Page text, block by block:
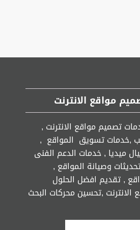
مواقع الانترنت
تصميم مواقع الانترنت ,
,خدمات تسويق المواقع ,
ميديا , خدمات الدعم الفنى
وصيانة المواقع ,
, تقديم افضل الحلول
الانترنت ,تحسين محركات البحث